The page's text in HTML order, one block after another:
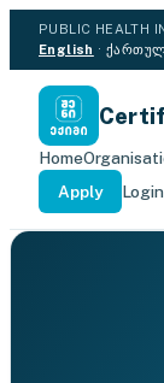
PUBLIC HEALTH
English ·
Home
Apply
Login